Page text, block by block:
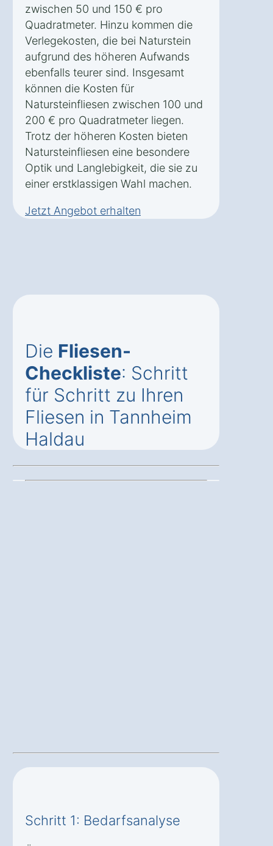
zwischen 50 und 150 € pro
Quadratmeter. Hinzu kommen die
Verlegekosten, die bei Naturstein
aufgrund des höheren Aufwands
ebenfalls teurer sind. Insgesamt
können die Kosten für
Natursteinfliesen zwischen 100 und
200 € pro Quadratmeter liegen.
Trotz der höheren Kosten bieten
Natursteinfliesen eine besondere
Optik und Langlebigkeit, die sie zu
einer erstklassigen Wahl machen.
Jetzt Angebot erhalten
Die Fliesen-
Checkliste: Schritt
für Schritt zu Ihren
Fliesen in Tannheim
Haldau
Schritt 1: Bedarfsanalyse